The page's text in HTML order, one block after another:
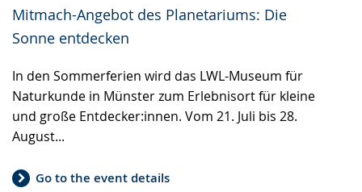
Mitmach-Angebot des Planetariums: Die
Sonne entdecken
In den Sommerferien wird das LWL-Museum für
Naturkunde in Münster zum Erlebnisort für kleine
und große Entdecker:innen. Vom 21. Juli bis 28.
August...
Go to the event details